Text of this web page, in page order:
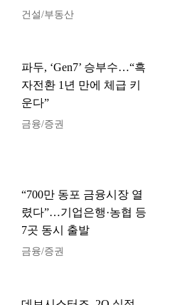
건설/부동산
파두, ‘Gen7’ 승부수…“흑
자전환 1년 만에 체급 키
운다”
금융/증권
“700만 동포 금융시장 열
렸다”…기업은행·농협 등
7곳 동시 출발
금융/증권